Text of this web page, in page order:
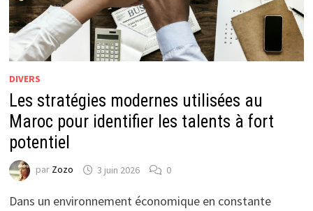
DIVERS
Les stratégies modernes utilisées au
Maroc pour identifier les talents à fort
potentiel
par Zozo 3 juin 2026 0
Dans un environnement économique en constante